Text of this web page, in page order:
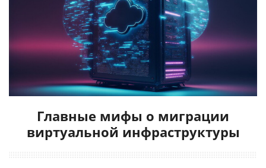
Главные мифы о миграции
виртуальной инфраструктуры